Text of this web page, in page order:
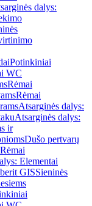
dalys:
Potinkiniai
WC
Rėmai
Rėmai
Atsarginės dalys:
Atsarginės dalys:
ir
Dušo pertvarų
Elementai
GISSieninės